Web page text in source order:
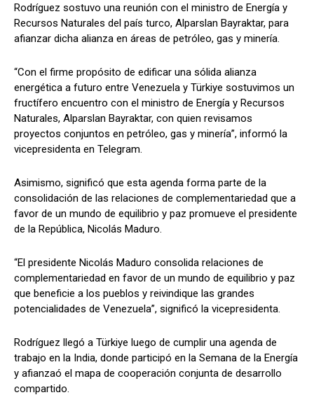
Rodríguez sostuvo una reunión con el ministro de Energía y
Recursos Naturales del país turco, Alparslan Bayraktar, para
afianzar dicha alianza en áreas de petróleo, gas y minería.
“Con el firme propósito de edificar una sólida alianza
energética a futuro entre Venezuela y Türkiye sostuvimos un
fructífero encuentro con el ministro de Energía y Recursos
Naturales, Alparslan Bayraktar, con quien revisamos
proyectos conjuntos en petróleo, gas y minería”, informó la
vicepresidenta en Telegram.
Asimismo, significó que esta agenda forma parte de la
consolidación de las relaciones de complementariedad que a
favor de un mundo de equilibrio y paz promueve el presidente
de la República, Nicolás Maduro.
“El presidente Nicolás Maduro consolida relaciones de
complementariedad en favor de un mundo de equilibrio y paz
que beneficie a los pueblos y reivindique las grandes
potencialidades de Venezuela”, significó la vicepresidenta.
Rodríguez llegó a Türkiye luego de cumplir una agenda de
trabajo en la India, donde participó en la Semana de la Energía
y afianzaó el mapa de cooperación conjunta de desarrollo
compartido.